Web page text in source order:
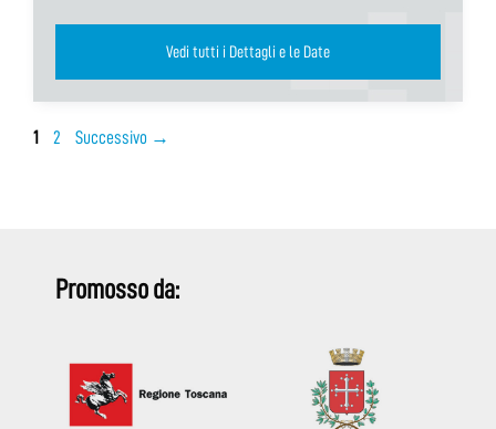
Vedi tutti i Dettagli e le Date
Pagina
1 Pagina
2 Successivo →
Promosso da: